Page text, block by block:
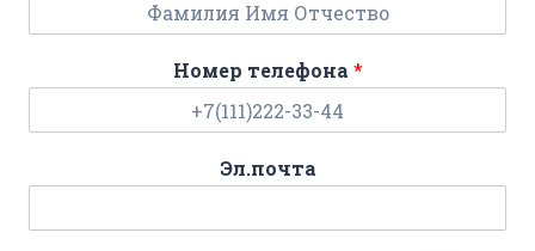
Номер телефона *
Эл.почта